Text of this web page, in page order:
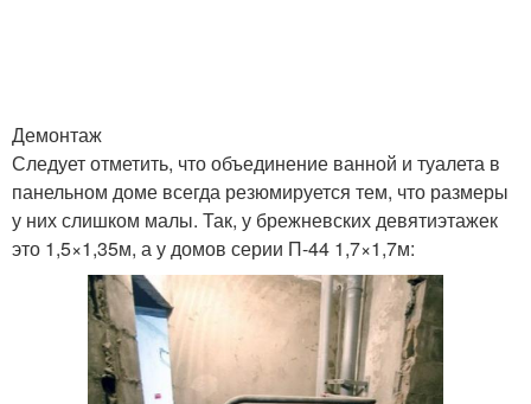
Демонтаж
Следует отметить, что объединение ванной и туалета в
панельном доме всегда резюмируется тем, что размеры
у них слишком малы. Так, у брежневских девятиэтажек
это 1,5×1,35м, а у домов серии П-44 1,7×1,7м: